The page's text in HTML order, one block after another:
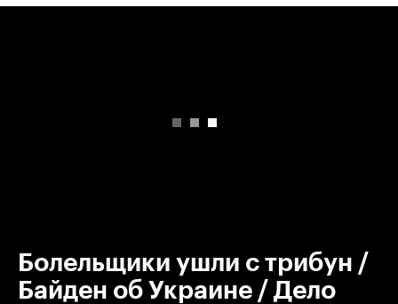
Болельщики ушли с трибун /
Байден об Украине / Дело